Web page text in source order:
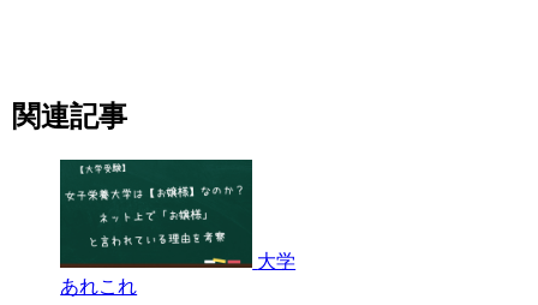
関連記事
大学
あれこれ